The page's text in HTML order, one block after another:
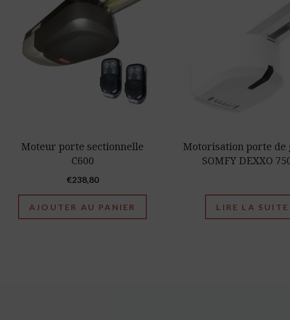
Moteur porte sectionnelle
C600
€238,80
AJOUTER AU PANIER
Motorisation porte de
SOMFY DEXXO
LIRE LA SUITE